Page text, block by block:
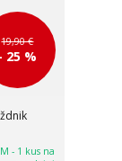
19,90 €
25 %
- 1 kus na